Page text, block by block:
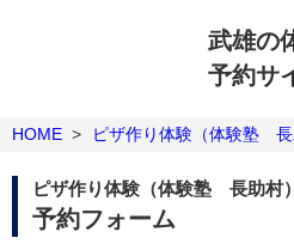
武雄の
予約サ
HOME > ピザ作り体験（体験塾 長
ピザ作り体験（体験塾 長助村）
予約フォーム